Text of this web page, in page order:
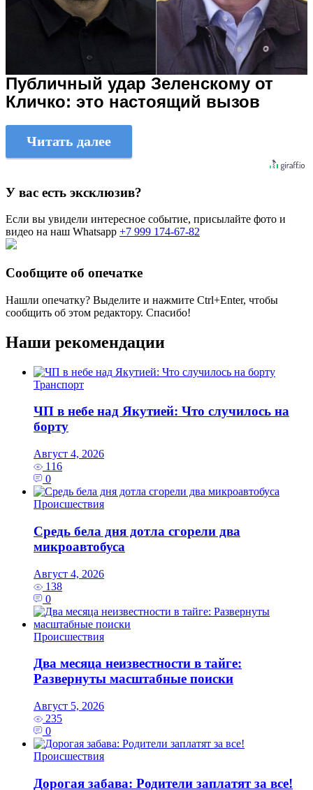
Публичный удар Зеленскому от
Кличко: это настоящий вызов
Читать далее
У вас есть эксклюзив?
Если вы увидели интересное событие, присылайте фото и
видео на наш Whatsapp +7 999 174-67-82
Сообщите об опечатке
Нашли опечатку? Выделите и нажмите Ctrl+Enter, чтобы
сообщить об этом редактору. Спасибо!
Наши рекомендации
Транспорт
ЧП в небе над Якутией: Что случилось на
борту
Август 4, 2026
116
0
Происшествия
Средь бела дня дотла сгорели два
микроавтобуса
Август 4, 2026
138
0
Происшествия
Два месяца неизвестности в тайге:
Развернуты масштабные поиски
Август 5, 2026
235
0
Происшествия
Дорогая забава: Родители заплатят за все!